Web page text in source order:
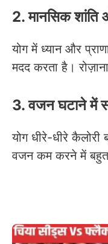
2. मानसिक शांति
योग में ध्यान और
मदद करता है।
3. वजन घटाने में
योग धीरे-धीरे
वजन कम करने में